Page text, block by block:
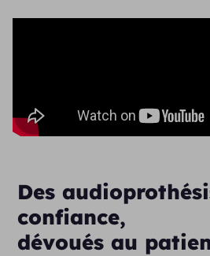
Des
confiance,
dévoués au